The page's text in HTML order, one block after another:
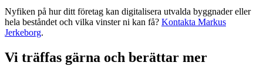
Nyfiken på hur ditt företag kan digitalisera utvalda byggnader eller
hela beståndet och vilka vinster ni kan få? Kontakta Markus
Jerkeborg.
Vi träffas gärna och berättar mer